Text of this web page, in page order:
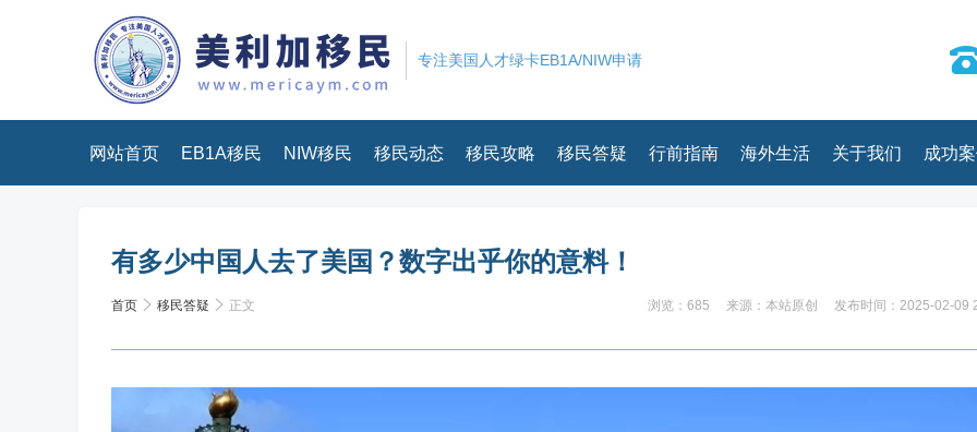
专注美国人才绿卡EB1A/NIW申请
网站首页 EB1A移民 NIW移民 移民动态 移民攻略 移民答疑 行前指南 海外生活 关于我们 成功
有多少中国人去了美国？数字出乎你的意料！
首页 移民答疑 正文 浏览：685 来源：本站原创 发布时间：2025-02-09